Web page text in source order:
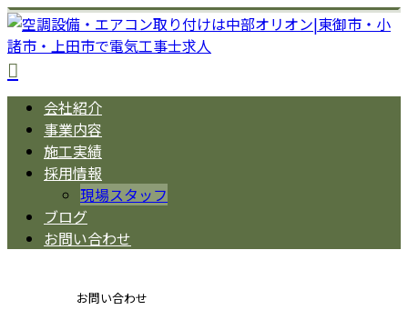
会社紹介
事業内容
施工実績
採用情報
現場スタッフ
ブログ
お問い合わせ
お問い合わせ